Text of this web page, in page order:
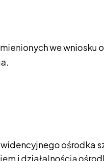
we wniosku
ośrodka
i działalnością